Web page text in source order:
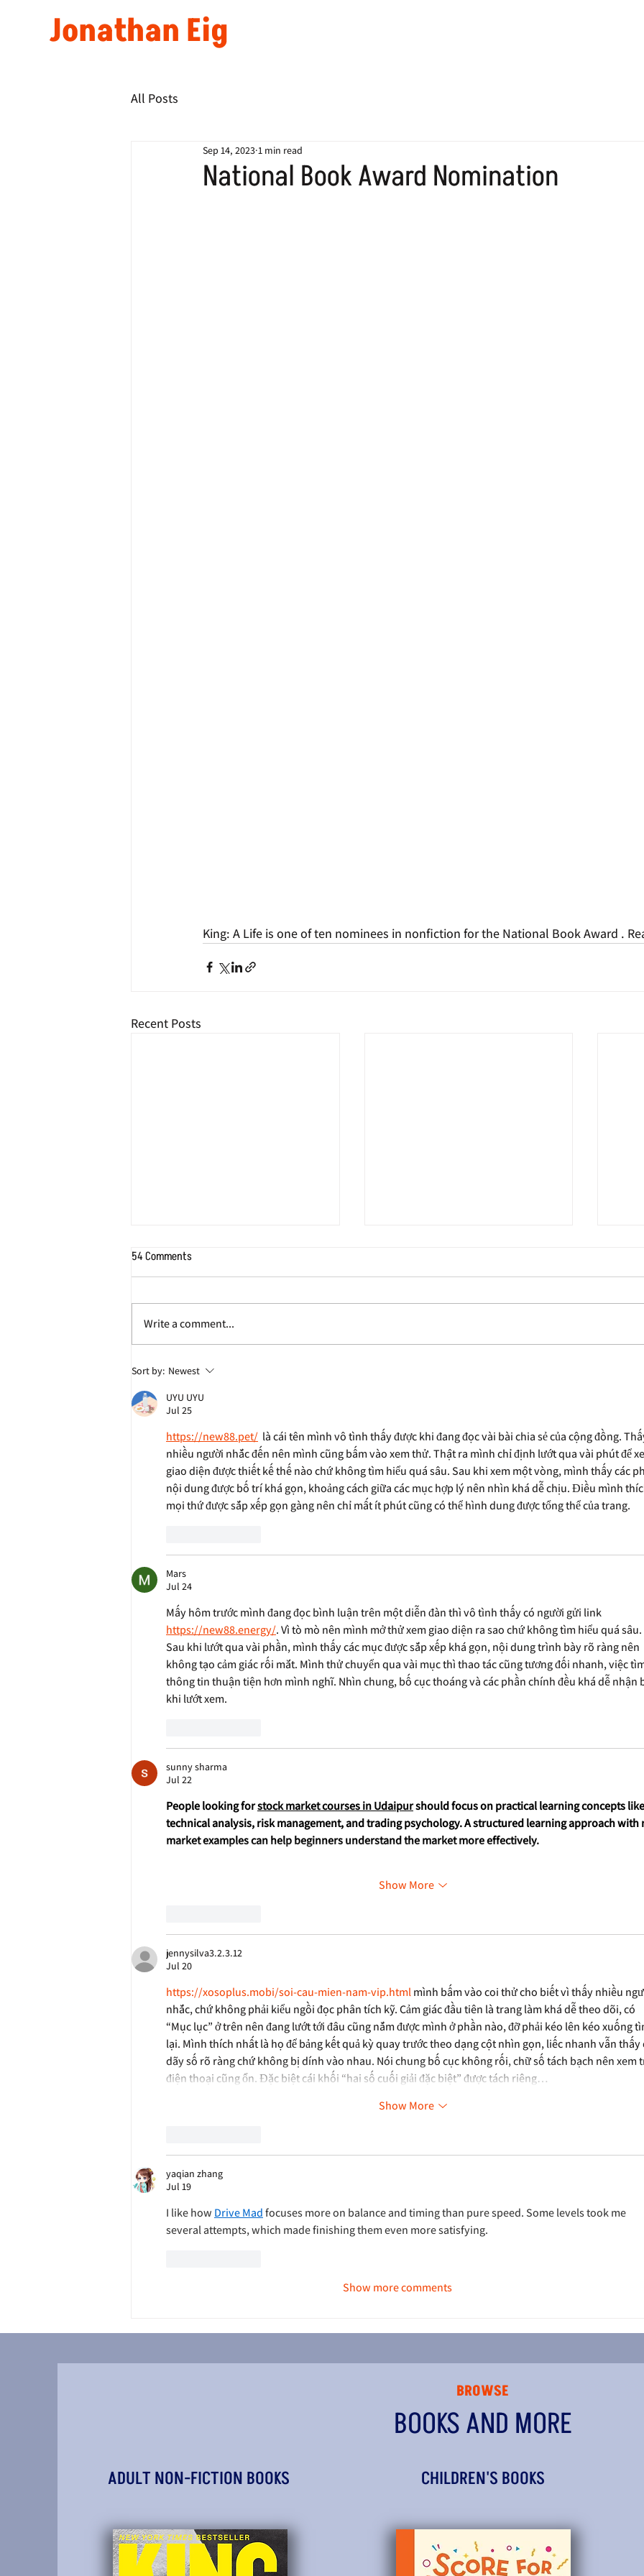
Jonathan Eig
All Posts
National Book Award Nomination
Sep 14, 2023 1 min read
King: A Life is one of ten nominees in nonfiction for the National Book Award .
Recent Posts
Jonathan Eig Discusses Colgate
Winning Book ‘King: A Life’
54 Comments
Write a comment...
Sort by: Newest
UYU UYU
Jul 25
https://new88.pet/
là cái tên mình vô tình thấy được khi đang đọc vài bài chia sẻ của cộng đồng.
nhiều người nhắc đến nên mình cũng bấm vào xem thử. Thật ra mình chỉ định lướt qua vài phút để
giao diện được thiết kế thế nào chứ không tìm hiểu quá sâu. Sau khi xem một vòng, mình thấy các
nội dung được bố trí khá gọn, khoảng cách giữa các mục hợp lý nên nhìn khá dễ chịu. Điều mình
mọi thứ được sắp xếp gọn gàng nên chỉ mất ít phút cũng có thể hình dung được tổng thể của trang.
Mars
Jul 24
Mấy hôm trước mình đang đọc bình luận trên một diễn đàn thì vô tình thấy có người gửi link
https://new88.energy/. Vì tò mò nên mình mở thử xem giao diện ra sao chứ không tìm hiểu quá sâu.
Sau khi lướt qua vài phần, mình thấy các mục được sắp xếp khá gọn, nội dung trình bày rõ ràng nên
không tạo cảm giác rối mắt. Mình thử chuyển qua vài mục thì thao tác cũng tương đối nhanh, việc
thông tin thuận tiện hơn mình nghĩ. Nhìn chung, bố cục thoáng và các phần chính đều khá dễ nhận
khi lướt xem.
sunny sharma
Jul 22
People looking for stock market courses in Udaipur should focus on practical learning concepts like
technical analysis, risk management, and trading psychology. A structured learning approach with
market examples can help beginners understand the market more effectively.
Show More
jennysilva3.2.3.12
Jul 20
https://xosoplus.mobi/soi-cau-mien-nam-vip.html mình bấm vào coi thử cho biết vì thấy nhiều
nhắc, chứ không phải kiểu ngồi đọc phân tích kỹ. Cảm giác đầu tiên là trang làm khá dễ theo dõi, có
“Mục lục” ở trên nên đang lướt tới đâu cũng nắm được mình ở phần nào, đỡ phải kéo lên kéo xuống
lại. Mình thích nhất là họ để bảng kết quả kỳ quay trước theo dạng cột nhìn gọn, liếc nhanh vẫn thấy
dãy số rõ ràng chứ không bị dính vào nhau. Nói chung bố cục không rối, chữ số tách bạch nên xem
điện thoại cũng ổn. Đặc biệt cái khối “hai số cuối giải đặc biệt” được tách riêng…
Show More
yaqian zhang
Jul 19
I like how Drive Mad focuses more on balance and timing than pure speed. Some levels took me
several attempts, which made finishing them even more satisfying.
Show more comments
ADULT NON-FICTION BOOKS CHILDREN'S BOOKS
BROWSE
BOOKS AND MORE